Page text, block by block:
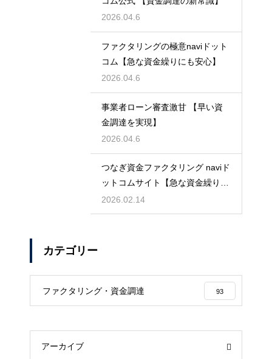
2026.04.6
ファクタリングの極意naviドット
コム【急な資金繰りにも安心】
2026.04.6
事業者ローン審査激甘 【早い資
金調達を実現】
2026.04.6
つなぎ資金ファクタリング naviド
ットコムサイト【急な資金繰りに
も安心】
2026.02.14
カテゴリー
ファクタリング・資金調達 93
アーカイブ